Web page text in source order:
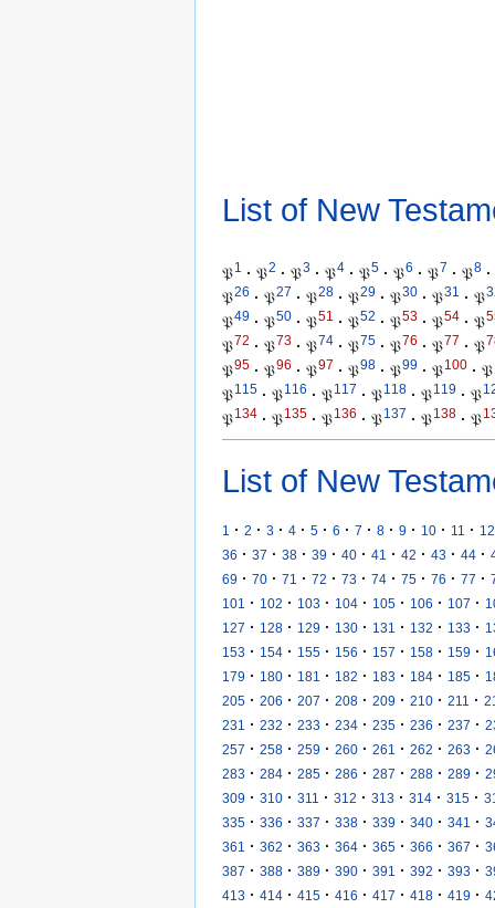
List of New
𝔓1 · 𝔓2 · 𝔓3 · 𝔓4 · 𝔓5 · 𝔓6 · 𝔓7 · 𝔓8 ·
𝔓26 · 𝔓27 · 𝔓28 · 𝔓29 · 𝔓30 · 𝔓31 · 𝔓
𝔓49 · 𝔓50 · 𝔓51 · 𝔓52 · 𝔓53 · 𝔓54 · 𝔓
𝔓72 · 𝔓73 · 𝔓74 · 𝔓75 · 𝔓76 · 𝔓77 · 𝔓
𝔓95 · 𝔓96 · 𝔓97 · 𝔓98 · 𝔓99 · 𝔓100 · 𝔓
𝔓115 · 𝔓116 · 𝔓117 · 𝔓118 · 𝔓119 · 𝔓
𝔓134 · 𝔓135 · 𝔓136 · 𝔓137 · 𝔓138 · 𝔓
List of New
1 · 2 · 3 · 4 · 5 · 6 · 7 · 8 · 9 · 10 · 11 · 12
36 · 37 · 38 · 39 · 40 · 41 · 42 · 43 · 44 ·
69 · 70 · 71 · 72 · 73 · 74 · 75 · 76 · 77 ·
101
· 102 · 103 · 104 · 105 · 106 · 107 ·
127 · 128 · 129 · 130 · 131 · 132 · 133 ·
153 · 154 · 155 · 156 · 157 · 158 · 159 ·
179 · 180 · 181 · 182 · 183 · 184 · 185 ·
205 · 206 · 207 · 208 · 209 · 210 · 211 ·
231
· 232 · 233 · 234 · 235 · 236 · 237 ·
257 · 258 · 259 · 260 · 261 · 262 · 263 ·
283 · 284 · 285 · 286 · 287 · 288 · 289 ·
309 · 310 · 311 · 312 · 313 · 314 · 315 ·
335 · 336 · 337 · 338 · 339 · 340 · 341 ·
361
· 362 · 363 · 364 · 365 · 366 · 367 ·
387 · 388 · 389 · 390 · 391 · 392 · 393 ·
413 · 414 · 415 · 416 · 417 · 418 · 419 ·